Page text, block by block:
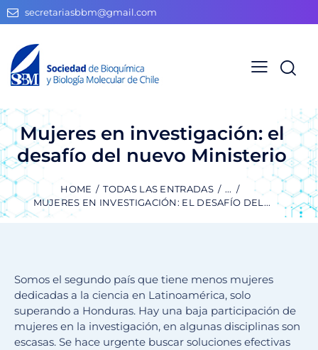
secretariasbbm@gmail.com
Mujeres en investigación: el
desafío del nuevo Ministerio
HOME TODAS LAS ENTRADAS
...
MUJERES EN INVESTIGACIÓN: EL DESAFÍO DEL...
Somos el segundo país que tiene menos mujeres
dedicadas a la ciencia en Latinoamérica, solo
superando a Honduras. Hay una baja participación de
mujeres en la investigación, en algunas disciplinas son
escasas. Se hace urgente buscar soluciones efectivas